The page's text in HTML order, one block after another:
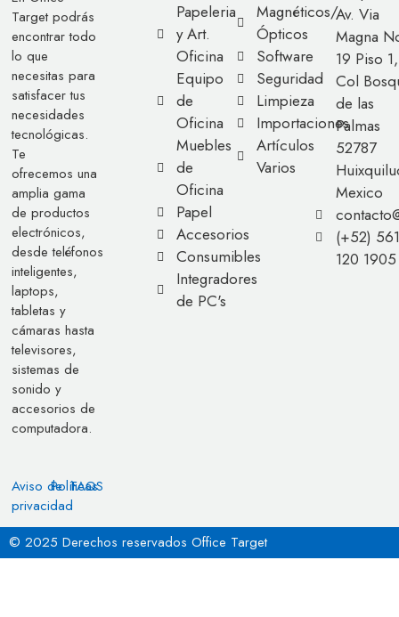
Target podrás
encontrar todo
lo que
necesitas para
satisfacer tus
necesidades
tecnológicas.
Te
ofrecemos una
amplia gama
de productos
electrónicos,
desde teléfonos
inteligentes,
laptops,
tabletas y
cámaras hasta
televisores,
sistemas de
sonido y
accesorios de
computadora.
Aviso de
privacidad
Políticas
FAQS
Papeleria
y Art.
Oficina
Equipo
de
Oficina
Muebles
de
Oficina
Papel
Accesorios
Consumibles
Integradores
de PC's
Magnéticos/
Ópticos
Software
Seguridad
Limpieza
Importaciones
Artículos
Varios
Av. Via
Magna
19 Piso 1,
Col
de las
Palmas
52787
Mexico
(+52) 561
120 1905
© 2025 Derechos reservados Office Target